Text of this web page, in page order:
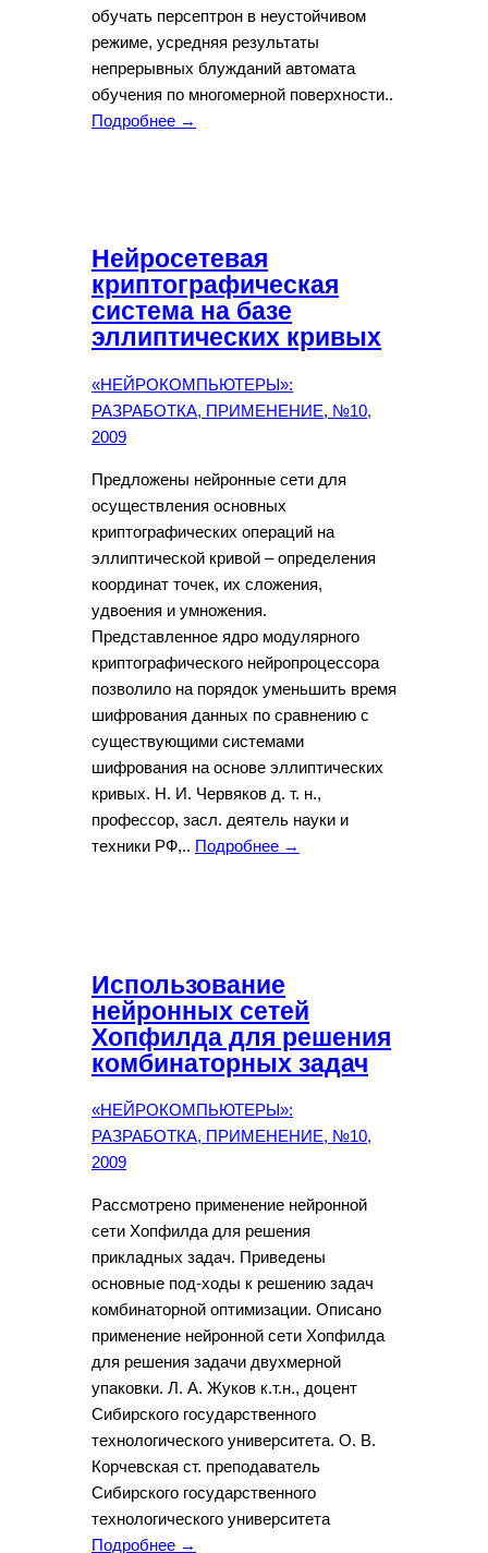
обучать персептрон в неустойчивом
режиме, усредняя результаты
непрерывных блужданий автомата
обучения по многомерной поверхности..
Подробнее →
Нейросетевая
криптографическая
система на базе
эллиптических кривых
«НЕЙРОКОМПЬЮТЕРЫ»:
РАЗРАБОТКА, ПРИМЕНЕНИЕ, №10,
2009
Предложены нейронные сети для
осуществления основных
криптографических операций на
эллиптической кривой – определения
координат точек, их сложения,
удвоения и умножения.
Представленное ядро модулярного
криптографического нейропроцессора
позволило на порядок уменьшить время
шифрования данных по сравнению с
существующими системами
шифрования на основе эллиптических
кривых. Н. И. Червяков д. т. н.,
профессор, засл. деятель науки и
техники РФ,.. Подробнее →
Использование
нейронных сетей
Хопфилда для решения
комбинаторных задач
«НЕЙРОКОМПЬЮТЕРЫ»:
РАЗРАБОТКА, ПРИМЕНЕНИЕ, №10,
2009
Рассмотрено применение нейронной
сети Хопфилда для решения
прикладных задач. Приведены
основные под-ходы к решению задач
комбинаторной оптимизации. Описано
применение нейронной сети Хопфилда
для решения задачи двухмерной
упаковки. Л. А. Жуков к.т.н., доцент
Сибирского государственного
технологического университета. О. В.
Корчевская ст. преподаватель
Сибирского государственного
технологического университета
Подробнее →